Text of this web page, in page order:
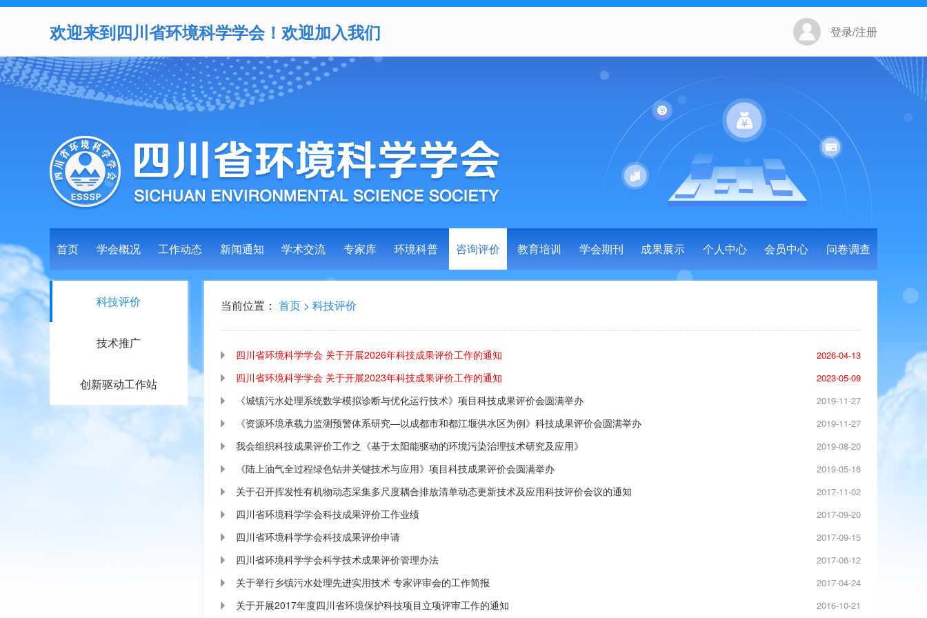
欢迎来到四川省环境科学学会！欢迎加入我们 登录/注册
首页 学会概况 工作动态 新闻通知 学术交流 专家库 环境科普 咨询评价 教育培训 学会期刊 成果展示 个人中心 会员中心 问卷调查
科技评价
技术推广
创新驱动工作站
当前位置： 首页 > 科技评价
四川省环境科学学会 关于开展2026年科技成果评价工作的通知 2026-04-13
四川省环境科学学会 关于开展2023年科技成果评价工作的通知 2023-05-09
《城镇污水处理系统数学模拟诊断与优化运行技术》项目科技成果评价会圆满举办 2019-11-27
《资源环境承载力监测预警体系研究—以成都市和都江堰供水区为例》科技成果评价会圆满举办 2019-11-27
我会组织科技成果评价工作之《基于太阳能驱动的环境污染治理技术研究及应用》 2019-08-20
《陆上油气全过程绿色钻井关键技术与应用》项目科技成果评价会圆满举办 2019-05-16
关于召开挥发性有机物动态采集多尺度耦合排放清单动态更新技术及应用科技评价会议的通知 2017-11-02
四川省环境科学学会科技成果评价工作业绩 2017-09-20
四川省环境科学学会科技成果评价申请 2017-09-15
四川省环境科学学会科学技术成果评价管理办法 2017-06-12
关于举行乡镇污水处理先进实用技术 专家评审会的工作简报 2017-04-24
关于开展2017年度四川省环境保护科技项目立项评审工作的通知 2016-10-21